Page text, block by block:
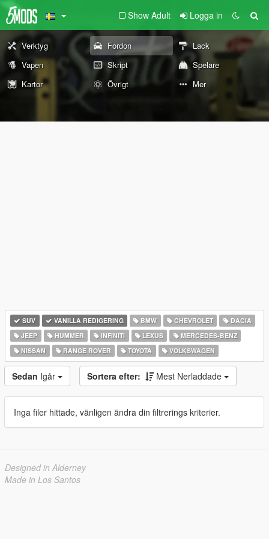
Show Adult Logga in
Verktyg Fordon
Lack
Vapen
Skript
Spelare
Kartor
Övrigt Mer
SUV VANILLA REDIGERING BMW CHEVROLET
DACIA
JEEP
HUMMER INFINITI LEXUS
MERCEDES-BENZ
NISSAN
RANGE ROVER TOYOTA VOLKSWAGEN
Sedan Igår Sortera efter: Mest Nerladdade
Inga filer hittade, vänligen ändra din filtrerings kriterier.
Designed in Alderney
Made in Los Santos